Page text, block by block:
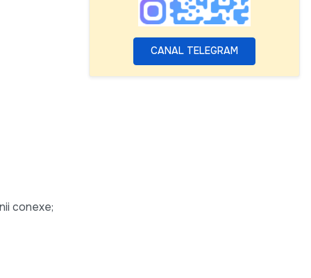
conexe;
CANAL TELEGRAM